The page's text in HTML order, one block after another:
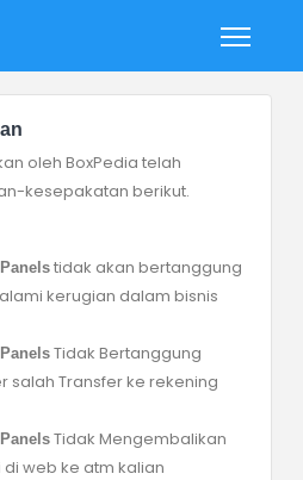
oleh BoxPedia telah
kesepakatan berikut.
tidak akan bertanggung
kerugian dalam bisnis
Tidak Bertanggung
Transfer ke rekening
Tidak Mengembalikan
web ke atm kalian